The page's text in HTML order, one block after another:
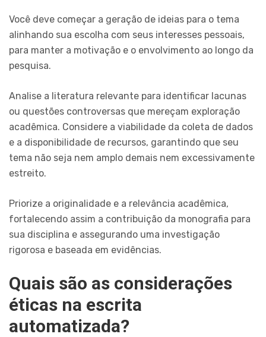
Você deve começar a geração de ideias para o tema
alinhando sua escolha com seus interesses pessoais,
para manter a motivação e o envolvimento ao longo da
pesquisa.
Analise a literatura relevante para identificar lacunas
ou questões controversas que mereçam exploração
acadêmica. Considere a viabilidade da coleta de dados
e a disponibilidade de recursos, garantindo que seu
tema não seja nem amplo demais nem excessivamente
estreito.
Priorize a originalidade e a relevância acadêmica,
fortalecendo assim a contribuição da monografia para
sua disciplina e assegurando uma investigação
rigorosa e baseada em evidências.
Quais são as considerações
éticas na escrita
automatizada?